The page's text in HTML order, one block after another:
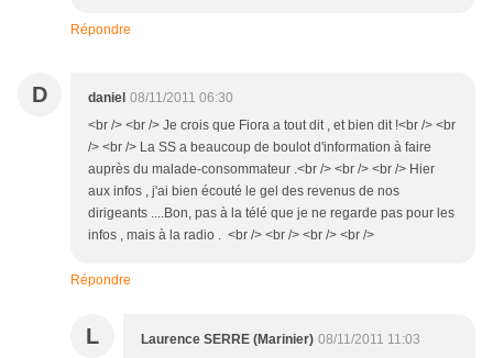
Répondre
D daniel 08/11/2011 06:30
<br /> <br /> Je crois que Fiora a tout dit , et bien dit !<br /> <br
/> <br /> La SS a beaucoup de boulot d'information à faire
auprès du malade-consommateur .<br /> <br /> <br /> Hier
aux infos , j'ai bien écouté le gel des revenus de nos
dirigeants ....Bon, pas à la télé que je ne regarde pas pour les
infos , mais à la radio . <br /> <br /> <br /> <br />
Répondre
L Laurence SERRE (Marinier) 08/11/2011 11:03